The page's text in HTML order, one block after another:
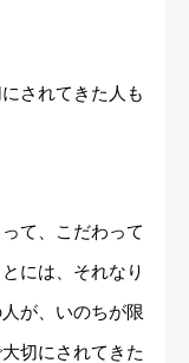
されてきた人も
て、こだわって
には、それなり
が、いのちが限
切にされてきた